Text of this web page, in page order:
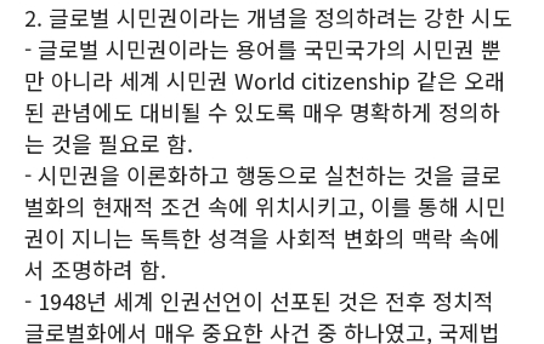
2. 글로벌 시민권이라는 개념을 정의하려는 강한 시도
- 글로벌 시민권이라는 용어를 국민국가의 시민권 뿐
만 아니라 세계 시민권 World citizenship 같은 오래
된 관념에도 대비될 수 있도록 매우 명확하게 정의하
는 것을 필요로 함.
- 시민권을 이론화하고 행동으로 실천하는 것을 글로
벌화의 현재적 조건 속에 위치시키고, 이를 통해 시민
권이 지니는 독특한 성격을 사회적 변화의 맥락 속에
서 조명하려 함.
- 1948년 세계 인권선언이 선포된 것은 전후 정치적
글로벌화에서 매우 중요한 사건 중 하나였고, 국제법